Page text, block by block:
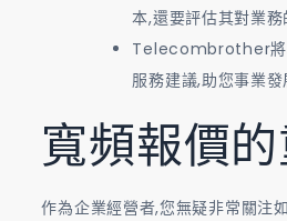
本,還要評估其對業
Telecombrother將
服務建議,助您事業發
寬頻報價
作為企業經營者,您無疑非常關注